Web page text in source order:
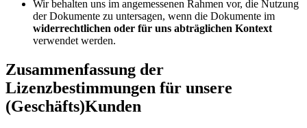
Wir behalten uns im angemessenen Rahmen vor, die Nutzung
der Dokumente zu untersagen, wenn die Dokumente im
widerrechtlichen oder für uns abträglichen Kontext
verwendet werden.
Zusammenfassung der
Lizenzbestimmungen für unsere
(Geschäfts)Kunden